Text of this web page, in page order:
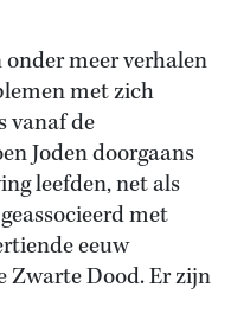
meer verhalen
met zich
vanaf de
Joden doorgaans
leefden, net als
met
eeuw
Zwarte Dood. Er zijn